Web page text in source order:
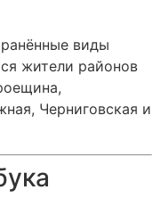
виды
жители районов
Черниговская и